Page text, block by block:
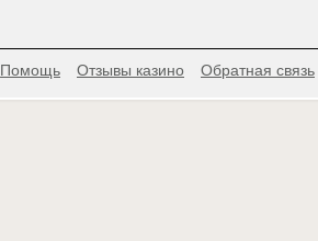
Помощь Отзывы казино Обратная связь